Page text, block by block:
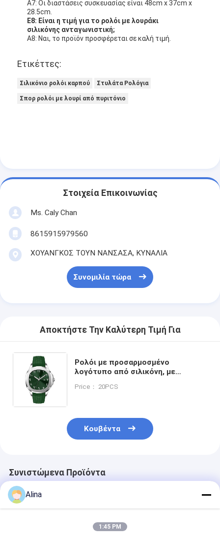
Α7: Οι διαστάσεις συσκευασίας είναι 48cm x 37cm x
28.5cm.
Ε8: Είναι η τιμή για το ρολόι με λουράκι
σιλικόνης ανταγωνιστική;
Α8: Ναι, το προϊόν προσφέρεται σε καλή τιμή.
Ετικέττες:
Σιλικόνιο ρολόι καρπού Στυλάτα Ρολόγια
Σπορ ρολόι με λουρί από πυριτόνιο
Στοιχεία Επικοινωνίας
Ms. Caly Chan
8615915979560
ΧΟΥΑΝΓΚΟΣ ΤΟΥΝ ΝΑΝΣΑΣΑ, ΚΥΝΑΛΙΑ
Συνομιλία τώρα
Αποκτήστε Την Καλύτερη Τιμή Για
Ρολόι με προσαρμοσμένο
λογότυπο από σιλικόνη, με
λογότυπο χαραγμένο με λέιζερ,
Price： 20PCS
Κουβέντα
Συνιστώμενα Προϊόντα
Alina
1:45 PM